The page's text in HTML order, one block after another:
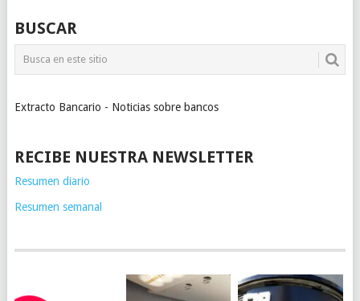
BUSCAR
Extracto Bancario - Noticias sobre bancos
RECIBE NUESTRA NEWSLETTER
Resumen diario
Resumen semanal